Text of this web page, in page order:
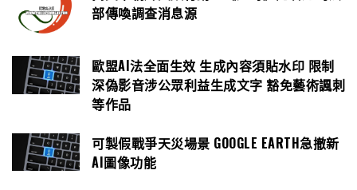
部傳喚調查消息源
歐盟AI法全面生效 生成內容須貼水印 限制
深偽影音涉公眾利益生成文字 豁免藝術諷刺
等作品
可製假戰爭天災場景 GOOGLE EARTH急撤新
AI圖像功能